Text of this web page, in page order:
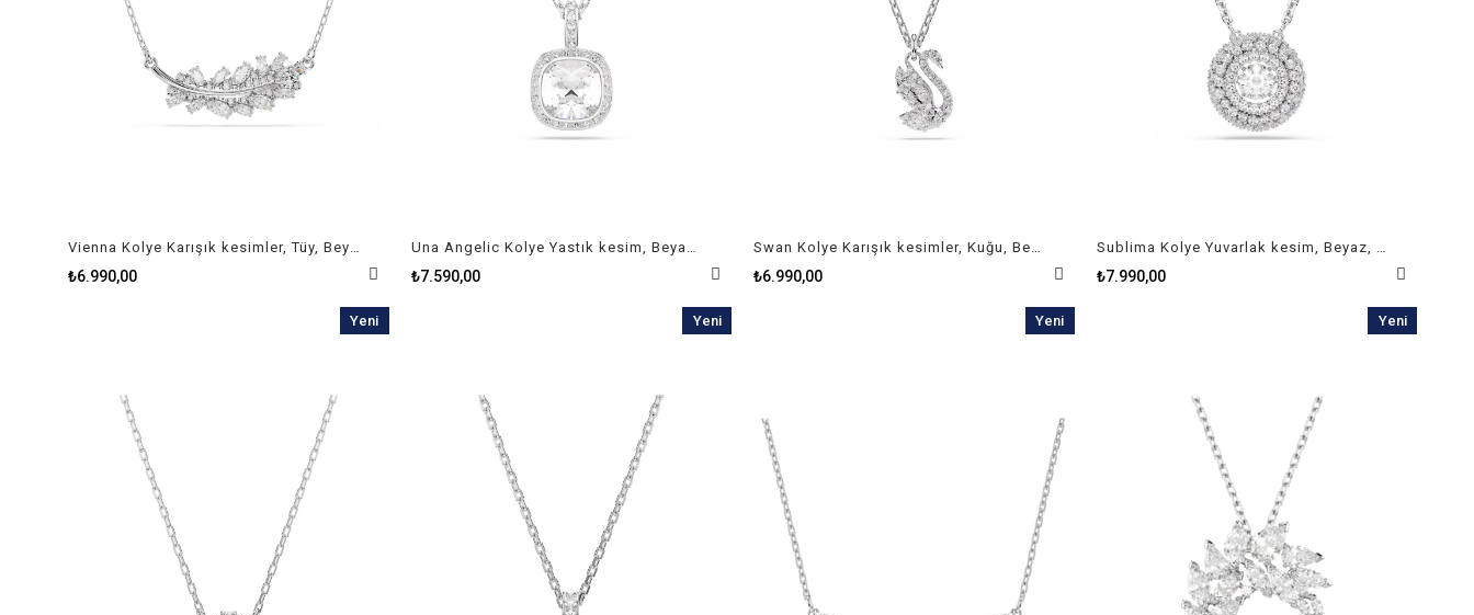
Vienna Kolye Karışık kesimler, Tüy, Beyaz, Rodyum kaplama
₺6.990,00
Una Angelic Kolye Yastık kesim, Beyaz, Rodyum kaplama
₺7.590,00
Swan Kolye Karışık kesimler, Kuğu, Beyaz, Rodyum kaplama
₺6.990,00
Sublima Kolye Yuvarlak kesim, Beyaz, Rodyum kaplama
₺7.990,00
Yeni
Yeni
Yeni
Yeni